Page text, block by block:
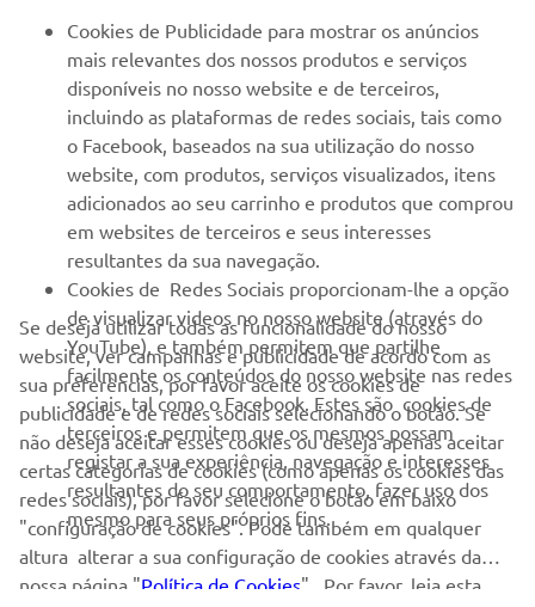
Seja o primeiro a saber das últimas ofertas, eventos especiais,
novos lançamentos e muito mais
SUBSCREVER
Leia a nossa Política de Privacidade para saber como processamos
os seus dados pessoais:Politica de Privacidade
Portugal (Portuguese)
© Copyright - 2026 Yamaha Motor Europe N.V. - Todos os direitos
reservados
Cookies de Publicidade para mostrar os anúncios
mais relevantes dos nossos produtos e serviços
disponíveis no nosso website e de terceiros,
incluindo as plataformas de redes sociais, tais como
o Facebook, baseados na sua utilização do nosso
website, com produtos, serviços visualizados, itens
adicionados ao seu carrinho e produtos que comprou
em websites de terceiros e seus interesses
resultantes da sua navegação.
Cookies de Redes Sociais proporcionam-lhe a opção
de visualizar videos no nosso website (através do
YouTube), e também permitem que partilhe
facilmente os conteúdos do nosso website nas redes
sociais, tal como o Facebook. Estes são cookies de
terceiros e permitem que os mesmos possam
registar a sua experiência, navegação e interesses
resultantes do seu comportamento, fazer uso dos
mesmo para seus próprios fins.
Se deseja utilizar todas as funcionalidade do nosso
website, ver campanhas e publicidade de acordo com as
sua preferências, por favor aceite os cookies de
publicidade e de redes sociais selecionando o botão. Se
não deseja aceitar esses cookies ou deseja apenas aceitar
certas categorias de cookies (como apenas os cookies das
redes sociais), por favor selecione o botão em baixo
"configuração de cookies". Pode também em qualquer
altura alterar a sua configuração de cookies através da
nossa página "Política de Cookies" . Por favor, leia esta